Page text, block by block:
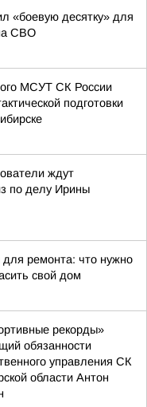
«боевую десятку» для
СВО
МСУТ СК России
подготовки
ждут
по делу Ирины
ремонта: что нужно
свой дом
рекорды»
обязанности
управления СК
области Антон